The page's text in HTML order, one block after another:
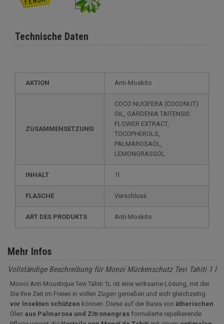
Technische Daten
AKTION Anti-Moskito
ZUSAMMENSETZUNG
COCO NUCIFERA (COCONUT)
OIL, GARDENIA TAITENSIS
FLOWER EXTRACT,
TOCOPHEROLS,
PALMAROSAÖL,
LEMONGRASSÖL
INHALT 1l
FLASCHE Verschluss
ART DES PRODUKTS Anti-Moskito
Mehr Infos
Vollständige Beschreibung für Monoi Mückenschutz Tevi Tahiti 1 l
Monoï Anti Moustique Tevi Tahiti 1L ist eine wirksame Lösung, mit der
Sie Ihre Zeit im Freien in vollen Zügen genießen und sich gleichzeitig
vor Insekten schützen können. Diese auf der Basis von ätherischen
Ölen aus Palmarosa und Zitronengras formulierte repellierende